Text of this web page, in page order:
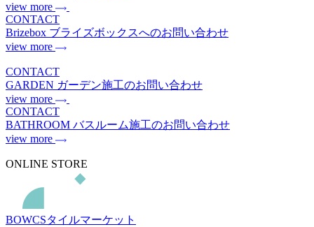
view more
CONTACT
Brizebox ブライズボックスへのお問い合わせ
view more
CONTACT
GARDEN ガーデン施工のお問い合わせ
view more
CONTACT
BATHROOM バスルーム施工のお問い合わせ
view more
ONLINE STORE
BOWCSタイルマーケット